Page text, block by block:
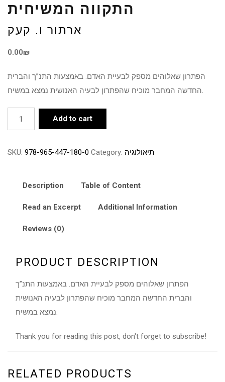
התקווה המשיחית
ארתור ו. קעק
0.00₪
הפתרון שאלוהים מספק לבעיית האדם. באמצעות התנ”ך והברית
החדשה המחבר מוכיח שהפתרון לבעיה האנושית נמצא במשיח.
התקווה
המשיחית
Add to cart
SKU: 978-965-447-180-0 Category: תיאולוגיה
Description Table of Content
Read an Excerpt Additional Information
Reviews (0)
PRODUCT DESCRIPTION
הפתרון שאלוהים מספק לבעיית האדם. באמצעות התנ”ך
והברית החדשה המחבר מוכיח שהפתרון לבעיה האנושית
נמצא במשיח.
Thank you for reading this post, don't forget to subscribe!
RELATED PRODUCTS